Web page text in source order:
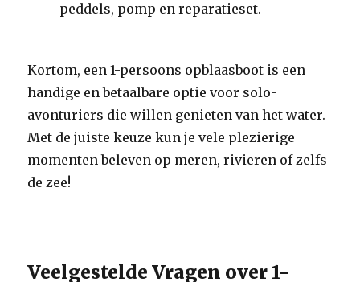
peddels, pomp en reparatieset.
Kortom, een 1-persoons opblaasboot is een
handige en betaalbare optie voor solo-
avonturiers die willen genieten van het water.
Met de juiste keuze kun je vele plezierige
momenten beleven op meren, rivieren of zelfs
de zee!
Veelgestelde Vragen over 1-